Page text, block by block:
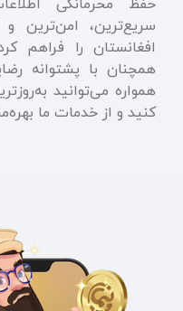
حفظ محرمانگی
سریع‌ترین، امن‌ترین و
افغانستان را فراهم
همچنان با پشتوانه
همواره می‌توانید
کنید و از خدمات ما